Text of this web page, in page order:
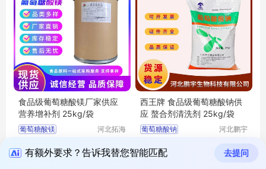
食品级葡萄糖酸镁厂家供应
营养增补剂 25kg/袋
葡萄糖酸镁
葡萄糖酸镁厂家
河北拓海
有限公司
￥28.00 拨打电话
西王牌 食品级葡萄糖酸钠供
应 螯合剂清洗剂 25kg/袋
葡萄糖酸钠
葡萄糖酸钠厂家
河北鹏宇
有限公司
￥6.00 拨打电话
有额外要求？告诉我替您智能匹配 去提问